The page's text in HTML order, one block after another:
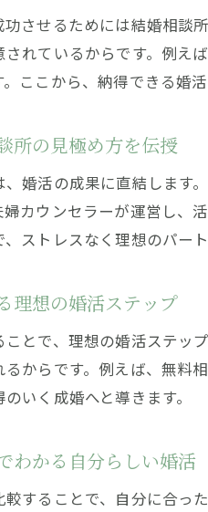
させるためには結婚相談
されているからです。例え
ここから、納得できる婚
所の見極め方を伝授
婚活の成果に直結します
カウンセラーが運営し、
ストレスなく理想のパー
理想の婚活ステップ
とで、理想の婚活ステッ
からです。例えば、無料
いく成婚へと導きます。
わかる自分らしい婚活
することで、自分に合っ